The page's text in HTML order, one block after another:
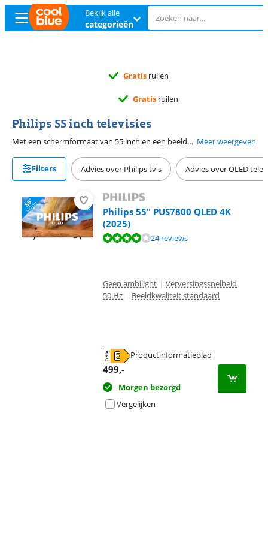
Bekijk alle
categorieën
Gratis ruilen
Gratis ruilen
Philips 55 inch televisies
Met een schermformaat van 55 inch en een beelddiagonaal van 140 centimeter biedt een Philips tv een meeslepende kijkervaring. Dit formaat is geschikt voor een kijkafstand van 2,5 tot 3 meter, waardoor het goed past in een gemiddelde tot ruime woonkamer. 55 inch Philips tv’s hebben een 4K resolutie en zijn ongeveer 123 centimeter breed en 71 centimeter hoog. Hierdoor zie je heldere beelden, realistische kleuren en diepe contrasten. Wil je een nóg intensere beeldervaring? Dan is een Philips OLED tv een uitstekende keuze dankzij de rijke kleuren en diepe zwartwaarden. Daarnaast beschikken sommige modellen over Ambilight, waarbij de muur achter de tv in de kleuren van het beeld wordt verlicht. Dit zorgt voor extra sfeer en een breder beeldgevoel. Meer weergeven
Filters Advies over Philips tv's Advies over OLED
Philips 55" PUS7800 QLED 4K
(2025)
Beoordeling is 8,1 van de 10, gebaseerd op 24 reviews.
24 reviews
Geen ambilight | Verversingssnelheid
50 Hz | Beeldkwaliteit standaard
Productinformatieblad
499,-
Morgen bezorgd
Vergelijken